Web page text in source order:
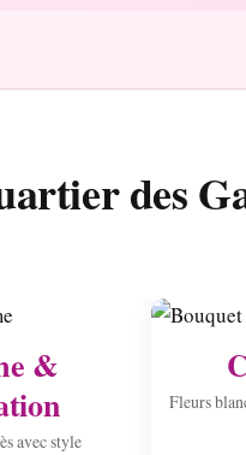
des
&
avec style
Fleurs